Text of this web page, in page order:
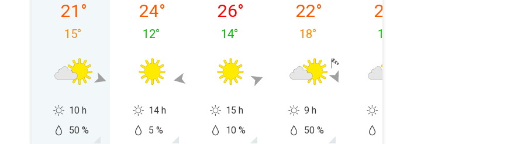
21 °
15°
10 h
50 %
24°
12°
14 h
5 %
26°
14°
15 h
10 %
22°
18°
9 h
50 %
23
14